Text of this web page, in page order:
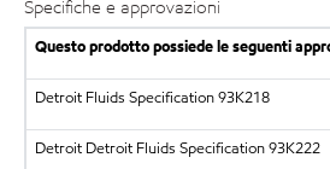
Specifiche e approvazioni
Questo prodotto possiede le seguenti
Detroit Fluids Specification 93K218
Detroit Detroit Fluids Specification 93K222